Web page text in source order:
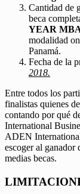
Cantidad de
beca
YEAR
modalidad
Panamá.
Fecha de la
2018.
Entre todos los
finalistas quienes
contando por qué
International
ADEN
escoger al ganador
medias becas.